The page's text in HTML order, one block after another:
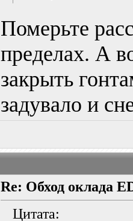
Померьте
пределах. А
закрыть
задувало и
Re: Обход оклада
Цитата: